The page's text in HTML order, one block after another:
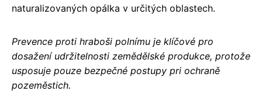
naturalizovaných opálka v určitých oblastech.
Prevence proti hraboši polnímu je klíčové pro
dosažení udržitelnosti zemědělské produkce, protože
usposuje pouze bezpečné postupy pri ochraně
pozeměstich.